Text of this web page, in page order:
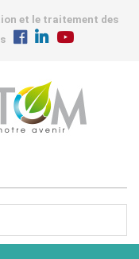
et le traitement des